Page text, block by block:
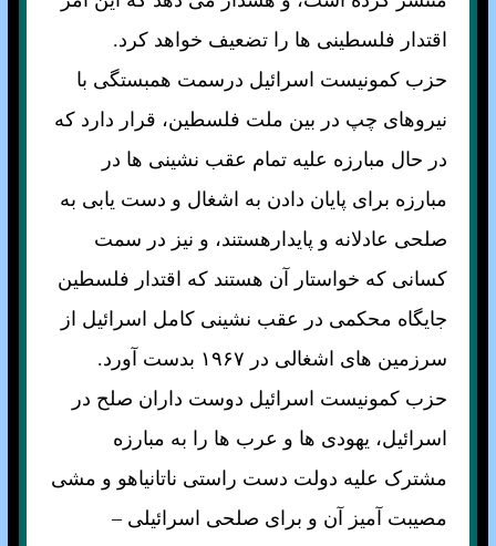
اقتدار فلسطينی ها را تضعيف خواهد کرد.
حزب کمونيست اسرائيل درسمت همبستگی با
نيروهای چپ در بين ملت فلسطين، قرار دارد که
در حال مبارزه عليه تمام عقب نشينی ها در
مبارزه برای پايان دادن به اشغال و دست يابی به
صلحی عادلانه و پايدارهستند، و نيز در سمت
کسانی که خواستار آن هستند که اقتدار فلسطين
جايگاه محکمی در عقب نشينی کامل اسرائيل از
سرزمين های اشغالی در ۱۹۶۷ بدست آورد.
حزب کمونيست اسرائيل دوست داران صلح در
اسرائيل، يهودی ها و عرب ها را به مبارزه
مشترک عليه دولت دست راستی ناتانياهو و مشی
مصيبت آميز آن و برای صلحی اسرائيلی –